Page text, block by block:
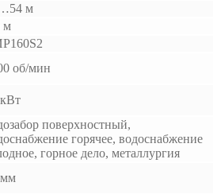
м
м
об/мин
поверхностный,
горячее, водоснабжение
горное дело, металлургия